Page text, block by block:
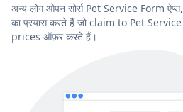
अन्य लोग ओपन सोर्स Pet Service Form
का प्रयास करते हैं जो claim to Pet
prices ऑफ़र करते हैं।